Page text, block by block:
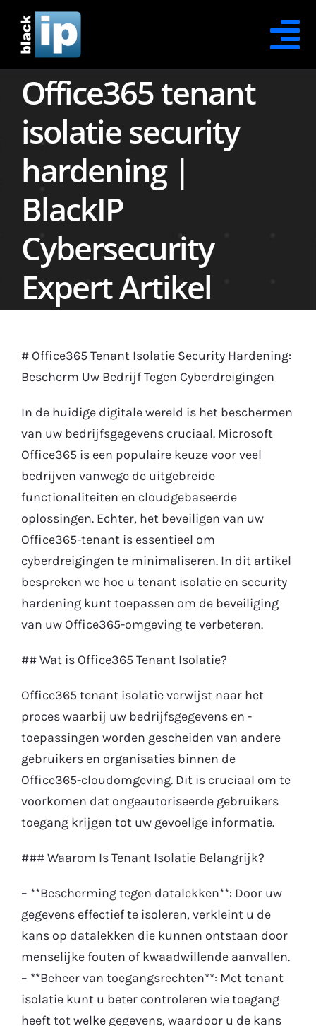
content
Contact Opnemen
Office365 Security
Office365 Protection
Office365 Recovery
Office365 Awareness
XDR Security
Office365 tenant
isolatie security
hardening |
BlackIP
Cybersecurity
Expert Artikel
# Office365 Tenant Isolatie Security Hardening:
Bescherm Uw Bedrijf Tegen Cyberdreigingen
In de huidige digitale wereld is het beschermen
van uw bedrijfsgegevens cruciaal. Microsoft
Office365 is een populaire keuze voor veel
bedrijven vanwege de uitgebreide
functionaliteiten en cloudgebaseerde
oplossingen. Echter, het beveiligen van uw
Office365-tenant is essentieel om
cyberdreigingen te minimaliseren. In dit artikel
bespreken we hoe u tenant isolatie en security
hardening kunt toepassen om de beveiliging
van uw Office365-omgeving te verbeteren.
## Wat is Office365 Tenant Isolatie?
Office365 tenant isolatie verwijst naar het
proces waarbij uw bedrijfsgegevens en -
toepassingen worden gescheiden van andere
gebruikers en organisaties binnen de
Office365-cloudomgeving. Dit is cruciaal om te
voorkomen dat ongeautoriseerde gebruikers
toegang krijgen tot uw gevoelige informatie.
### Waarom Is Tenant Isolatie Belangrijk?
– **Bescherming tegen datalekken**: Door uw
gegevens effectief te isoleren, verkleint u de
kans op datalekken die kunnen ontstaan door
menselijke fouten of kwaadwillende aanvallen.
– **Beheer van toegangsrechten**: Met tenant
isolatie kunt u beter controleren wie toegang
heeft tot welke gegevens, waardoor u de kans